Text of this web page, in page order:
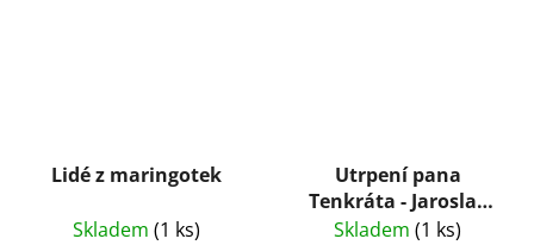
Lidé z maringotek
Skladem (1 ks)
Utrpení pana
Tenkráta - Jaroslav
Hašek
Skladem (1 ks)